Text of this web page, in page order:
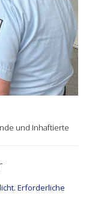
und Inhaftierte
Erforderliche